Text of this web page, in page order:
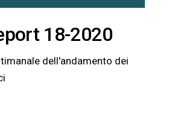
18-2020
dell'andamento dei